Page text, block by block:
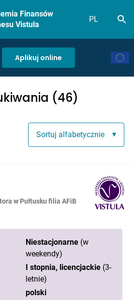
Finansów
Vistula
PL
Aplikuj online
(46)
Sortuj alfabetycznie
w Pułtusku filia AFiB
Niestacjonarne (w
weekendy)
I stopnia, licencjackie (3-
letnie)
polski